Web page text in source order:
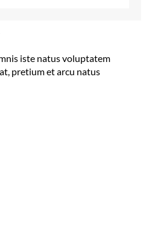
iste natus voluptatem
pretium et arcu natus